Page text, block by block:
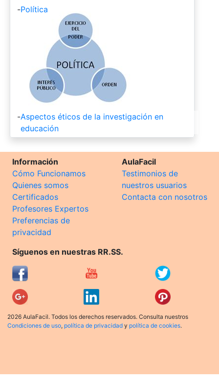
-Política
-Aspectos éticos de la investigación en
educación
Información
Cómo Funcionamos
Quienes somos
Certificados
Profesores Expertos
Preferencias de
privacidad
AulaFacil
Testimonios de
nuestros usuarios
Contacta con nosotros
Síguenos en nuestras RR.SS.
2026 AulaFacil. Todos los derechos reservados. Consulta nuestros
Condiciones de uso, política de privacidad y política de cookies.